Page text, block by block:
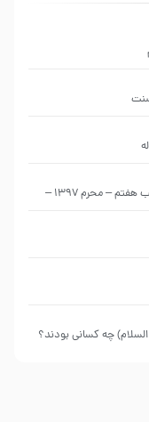
من غلام نوکراتم من عاشق کربلاتم – شور زمینه – شب هفتم – محرم 1397 –
السلام) چه کسانی بودند؟